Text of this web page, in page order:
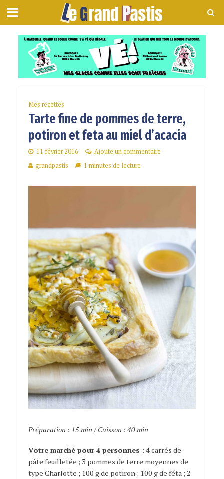
Mes recettes
Tarte fine de pommes de terre,
potiron et feta au miel d’acacia
11 février 2016
Ajoute un commentaire
grandpastis
1 minutes de lecture
Préparation : 15 min / Cuisson : 40 min
Votre marché pour 4 personnes : 4 carrés de
pâte feuilletée ; 3 pommes de terre moyennes de
type Charlotte ; 100 g de potiron ; 100 g de féta ; 2